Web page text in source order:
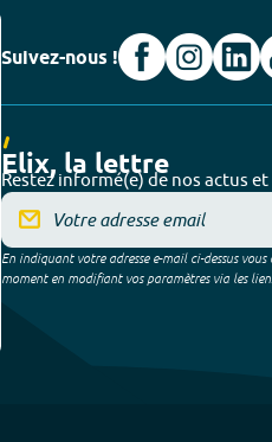
Suivez-nous !
Elix, la lettre
Restez informé(e) de nos actus
En indiquant votre adresse e-mail ci-dessus
moment en modifiant vos paramètres via les